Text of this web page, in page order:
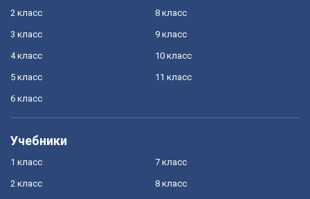
2 класс
3 класс
4 класс
5 класс
6 класс
8 класс
9 класс
10 класс
11 класс
Учебники
1 класс
2 класс
7 класс
8 класс